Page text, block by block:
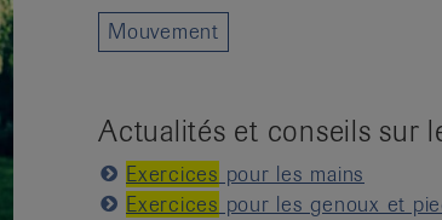
Mouvement
Actualités et conseils sur
Exercices pour les mains
Exercices pour les genoux et